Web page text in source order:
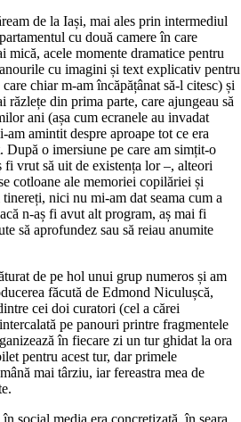
de la Iași, mai ales prin intermediul
cu două camere în care
mică, acele momente dramatice pentru
cu imagini și text explicativ pentru
chiar m-am încăpățânat să-l citesc) și
răzlețe din prima parte, care ajungeau să
ani (așa cum ecranele au invadat
amintit despre aproape tot ce era
După o imersiune pe care am simțit-o
fi vrut să uit de existența lor –, alteori
cotloane ale memoriei copilăriei și
nici nu mi-am dat seama cum a
n-aș fi avut alt program, aș mai fi
să aprofundez sau să reiau anumite
de pe hol unui grup numeros și am
făcută de Edmond Niculușcă,
cei doi curatori (cel a cărei
pe panouri printre fragmentele
în fiecare zi un tur ghidat la ora
pentru acest tur, dar primele
mai târziu, iar fereastra mea de